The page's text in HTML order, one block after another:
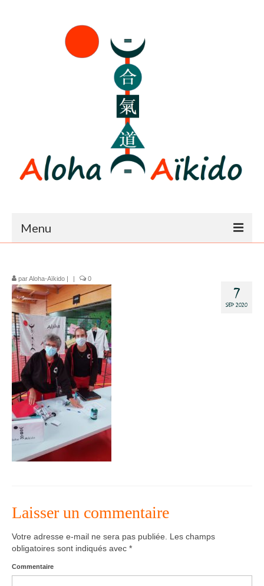
Menu
Dojo
Horaires – Adresse
Tarifs – Inscription
L’association
Aïkido
L’aïkido
Les Grades
Jo Suburi
Agenda – Inscription
Inscription en ligne
7
SEP 2020
parAloha-Aïkido | | 0
Laisser un commentaire
Votre adresse e-mail ne sera pas publiée.
Les champs
obligatoires sont indiqués avec *
Commentaire